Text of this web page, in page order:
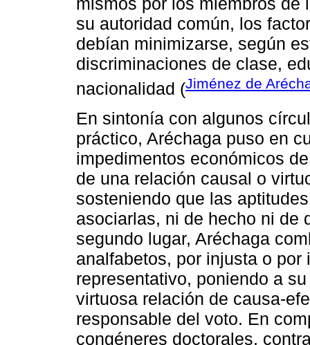
su autoridad común, los
debían minimizarse, según
discriminaciones de clase,
nacionalidad (Jiménez de
En sintonía con algunos
práctico, Aréchaga puso en
impedimentos económicos
de una relación causal o
sosteniendo que las
asociarlas, ni de hecho ni de
segundo lugar, Aréchaga
analfabetos, por injusta o
representativo, poniendo a
virtuosa relación de causa-
responsable del voto. En
congéneres doctorales,